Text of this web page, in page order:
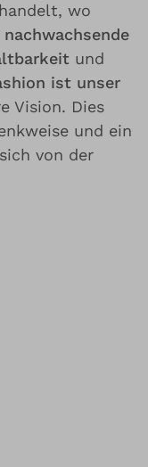
handelt, wo
nachwachsende
und
ist unser
Vision. Dies
und ein
von der